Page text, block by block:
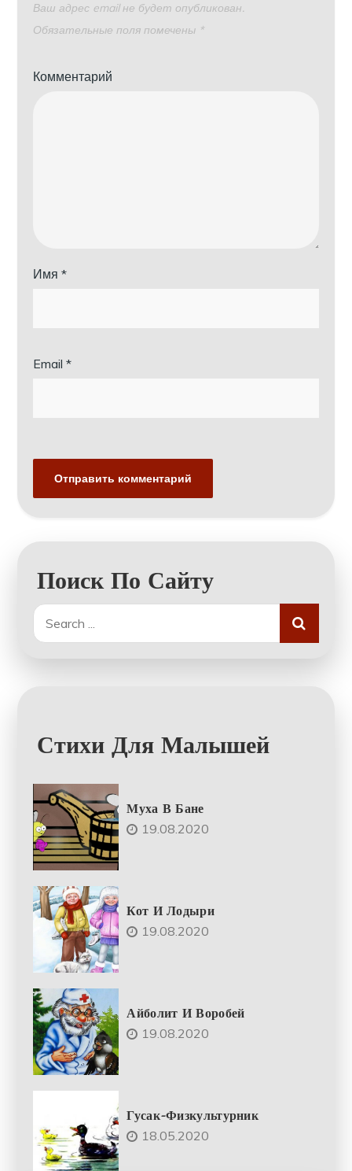
Ваш адрес email не будет опубликован.
Обязательные поля помечены *
Комментарий
Имя*
Email*
Поиск По Сайту
Search
for:
Стихи Для Малышей
Муха В Бане
19.08.2020
Кот И Лодыри
19.08.2020
Айболит И Воробей
19.08.2020
Гусак-Физкультурник
18.05.2020